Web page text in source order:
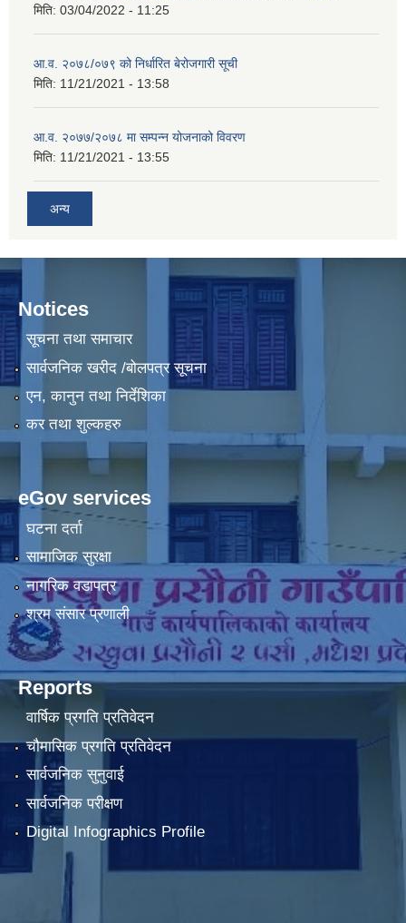
मिति: 03/04/2022 - 11:25
आ.व. २०७८/०७९ को निर्धारित बेरोजगारी सूची
मिति: 11/21/2021 - 13:58
आ.व. २०७७/२०७८ मा सम्पन्न योजनाको विवरण
मिति: 11/21/2021 - 13:55
अन्य
Notices
सूचना तथा समाचार
सार्वजनिक खरीद /बोलपत्र सूचना
एन, कानुन तथा निर्देशिका
कर तथा शुल्कहरु
eGov services
घटना दर्ता
सामाजिक सुरक्षा
नागरिक वडापत्र
श्रम संसार प्रणाली
Reports
वार्षिक प्रगति प्रतिवेदन
चौमासिक प्रगति प्रतिवेदन
सार्वजनिक सुनुवाई
सार्वजनिक परीक्षण
Digital Infographics Profile